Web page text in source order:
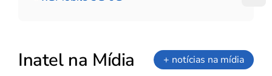
Inatel na Mídia + notícias na mídia